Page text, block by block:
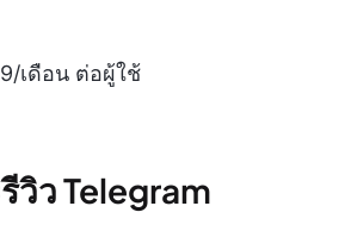
เดือน ต่อผู้ใช้
วิว Telegram